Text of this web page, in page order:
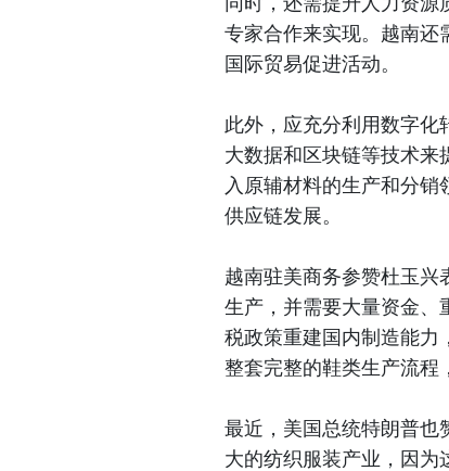
专家合作来实现。越南还
国际贸易促进活动。
此外，应充分利用数字化
大数据和区块链等技术来
入原辅材料的生产和分
供应链发展。
越南驻美商务参赞杜玉兴
生产，并需要大量资金、
税政策重建国内制造能力
整套完整的鞋类生产流程
最近，美国总统特朗普也
大的纺织服装产业，因为